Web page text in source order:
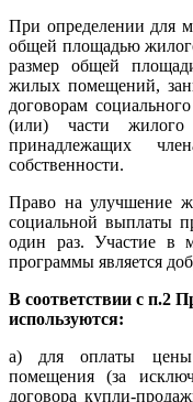
При определении для
общей площадью
размер общей
жилых помещений,
договорам
(или) части
принадлежащих
собственности.
Право на улучшение
социальной выплаты
один раз. Участие в
программы является
В соответствии с п.2
используются:
а) для оплаты цены
помещения (за
договора купли-